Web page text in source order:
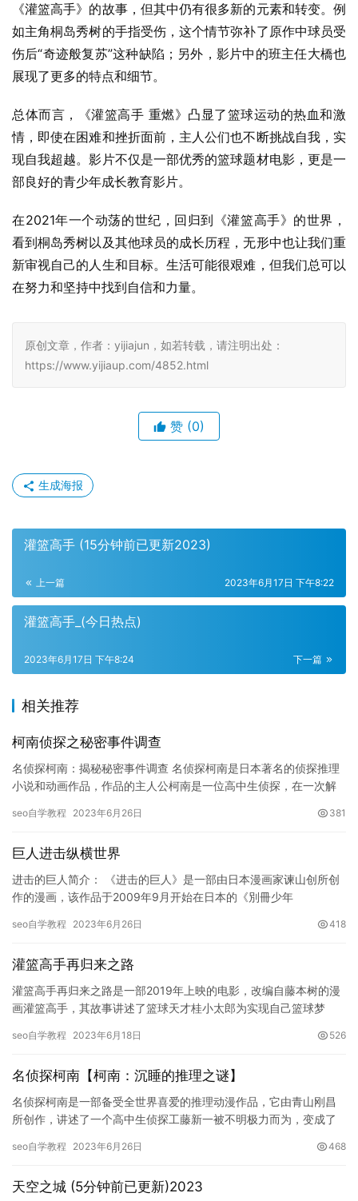
《灌篮高手》的故事，但其中仍有很多新的元素和转变。例
如主角桐岛秀树的手指受伤，这个情节弥补了原作中球员受
伤后“奇迹般复苏”这种缺陷；另外，影片中的班主任大橋也
展现了更多的特点和细节。
总体而言，《灌篮高手 重燃》凸显了篮球运动的热血和激
情，即使在困难和挫折面前，主人公们也不断挑战自我，实
现自我超越。影片不仅是一部优秀的篮球题材电影，更是一
部良好的青少年成长教育影片。
在2021年一个动荡的世纪，回归到《灌篮高手》的世界，
看到桐岛秀树以及其他球员的成长历程，无形中也让我们重
新审视自己的人生和目标。生活可能很艰难，但我们总可以
在努力和坚持中找到自信和力量。
原创文章，作者：yijiajun，如若转载，请注明出处：
https://www.yijiaup.com/4852.html
赞 (0)
生成海报
灌篮高手 (15分钟前已更新2023)
上一篇 2023年6月17日 下午8:22
灌篮高手_(今日热点)
下一篇
2023年6月17日 下午8:24
相关推荐
柯南侦探之秘密事件调查
名侦探柯南：揭秘秘密事件调查 名侦探柯南是日本著名的侦探推理
小说和动画作品，作品的主人公柯南是一位高中生侦探，在一次解
成小…
seo自学教程 2023年6月26日 381
巨人进击纵横世界
进击的巨人简介： 《进击的巨人》是一部由日本漫画家谏山创所创
作的漫画，该作品于2009年9月开始在日本的《別冊少年
人…
seo自学教程 2023年6月26日 418
灌篮高手再归来之路
灌篮高手再归来之路是一部2019年上映的电影，改编自藤本树的漫
画灌篮高手，其故事讲述了篮球天才桂小太郎为实现自己篮球梦
剧情…
seo自学教程 2023年6月18日 526
名侦探柯南【柯南：沉睡的推理之谜】
名侦探柯南是一部备受全世界喜爱的推理动漫作品，它由青山刚昌
所创作，讲述了一个高中生侦探工藤新一被不明极力而为，变成了
之旅。…
seo自学教程 2023年6月26日 468
天空之城 (5分钟前已更新)2023